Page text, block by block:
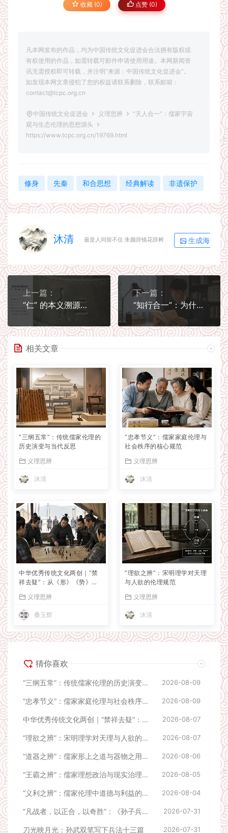
收藏 (0) 点赞 (0)
凡本网发布的作品，均为中国传统文化促进会合法拥有版权或
有权使用的作品，如需转载可邮件申请使用用途。本网新闻资
讯无需授权即可转载，并注明“来源：中国传统文化促进会”。
如发现本网文章侵犯了您的权益请联系删除，联系邮箱：
contact@tcpc.org.cn
中国传统文化促进会 义理思辨
“天人合一”：儒家宇宙
观与生态伦理的思想源头
https://www.tcpc.org.cn/19769.html
修身 先秦 和合思想 经典解读 非遗保护
沐清 最是人间留不住 朱颜辞镜花辞树 生成海报
上一篇：
“仁” 的本义溯源：从甲骨金文到孔子的精神升华
下一篇：
“知行合一”：为什么学习传统文化不能只停在书本
相关文章
“三纲五常”：传统儒家伦理的
历史演变与当代反思
义理思辨
沐清
“忠孝节义”：儒家家庭伦理与
社会秩序的核心规范
义理思辨
沐清
中华优秀传统文化两创｜“禁
祥去疑”：从《形》《势》
性治军思想
义理思辨
桑玉辉
“理欲之辨”：宋明理学对天理
与人欲的伦理规范
义理思辨
沐清
猜你喜欢
“三纲五常”：传统儒家伦理的历史演变与当代反思 2026-08-09
“忠孝节义”：儒家家庭伦理与社会秩序的核心规范 2026-08-09
中华优秀传统文化两创｜“禁祥去疑”：从《形》《势》《九地》三篇互证看孙子的理性治军思想 2026-08-07
“理欲之辨”：宋明理学对天理与人欲的伦理规范 2026-08-07
“道器之辨”：儒家形上之道与器物之用的关系认知 2026-08-06
“王霸之辨”：儒家理想政治与现实治理的路径分歧 2026-08-05
“义利之辨”：儒家伦理中道德与利益的价值排序 2026-08-04
“凡战者，以正合，以奇胜”：《孙子兵法》奇正理论的修正与战略启示 2026-07-31
刀光映月光：孙武双笔写下兵法十三篇 2026-07-31